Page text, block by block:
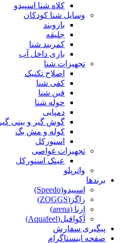
کلاه شنا اسپیدو
وسایل شنا کودکان
بازوبند
جلیقه
کمربند شنا
بازی داخل آب
تجهیزات شنا
اصلاح تکنیک
کفی شنا
فین شنا
حوله شنا
دمپایی
گوش گیر و بینی گیر
کوله و مش بگ
اسنورکل
تجهیزات غواصی
عینک اسنورکل
واترپلو
برندها
اسپیدو(Speedo)
زاگز(ZOGGS)
ارنا (arena)
آکوافیل(Aquafeel)
پیگیری سفارش
صفحه اینستاگرام